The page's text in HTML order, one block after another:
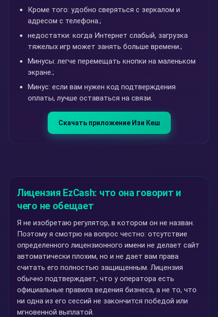
Кроме того: удобно сверяться с зеркалом и
адресом с телефона.;
недостатки: когда Интернет слабый, загрузка
тяжелых игр может занять больше времени.;
Минусы: легче перемещать кнопки на маленьком
экране.;
Минус: если вам нужен код подтверждения
оплаты, лучше оставаться на связи.
Скачать приложение Изи Кеш
Лицензия EzCash: что она говорит и
чего не обещает
Я не изобретаю регулятор, в котором он не назван.
Поэтому я смотрю на вопрос честно: отсутствие
определенного лицензионного имени не делает сайт
автоматически плохим, но и не дает вам права
считать его полностью защищенным. Лицензия
обычно подтверждает, что у оператора есть
официальные правила ведения бизнеса, а не то, что
ни одна из его сессий не закончится победой или
мгновенной выплатой.